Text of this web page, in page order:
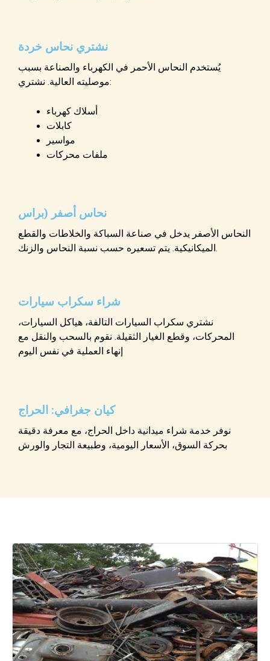
نشتري نحاس خردة
يُستخدم النحاس الأحمر في الكهرباء والصناعة بسبب
موصليته العالية. نشتري:
أسلاك كهرباء
كابلات
مواسير
ملفات محركات
نحاس أصفر (براس
النحاس الأصفر يدخل في صناعة السباكة والخلاطات والقطع
الميكانيكية. يتم تسعيره حسب نسبة النحاس والزنك.
شراء سكراب سيارات
نشتري سكراب السيارات التالفة، هياكل السيارات،
المحركات، وقطع الغيار الثقيلة. نقوم بالسحب والنقل مع
إنهاء العملية في نفس اليوم
كيان جغرافي: الحراج
نوفر خدمة شراء ميدانية داخل الحراج، مع معرفة دقيقة
بحركة السوق، الأسعار اليومية، وطبيعة التجار والورش